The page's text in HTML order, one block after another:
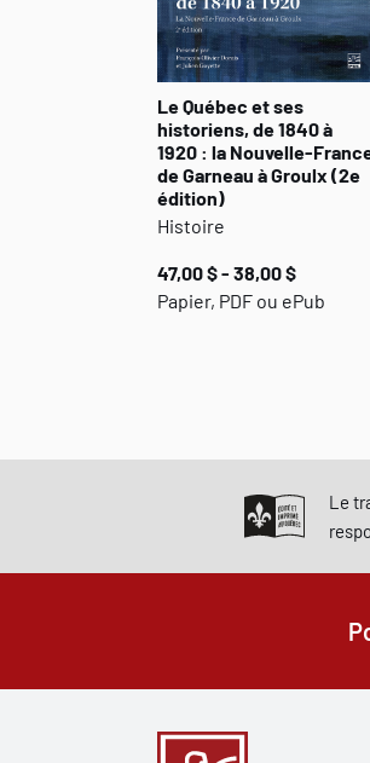
Le Québec et ses
historiens, de 1840 à
1920 : la Nouvelle-
de Garneau à Groulx (2e
édition)
Histoire
47,00 $ - 38,00 $
Papier, PDF ou ePub
Le